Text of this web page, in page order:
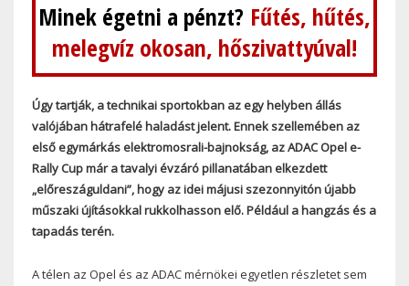
Minek égetni a pénzt? Fűtés, hűtés,
melegvíz okosan, hőszivattyúval!
Úgy tartják, a technikai sportokban az egy helyben állás
valójában hátrafelé haladást jelent. Ennek szellemében az
első egymárkás elektromosrali-bajnokság, az ADAC Opel e-
Rally Cup már a tavalyi évzáró pillanatában elkezdett
„előreszáguldani”, hogy az idei májusi szezonnyitón újabb
műszaki újításokkal rukkolhasson elő. Például a hangzás és a
tapadás terén.
A télen az Opel és az ADAC mérnökei egyetlen részletet sem